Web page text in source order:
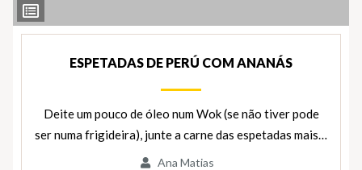
Ver
Ingredientes
ESPETADAS DE PERÚ COM ANANÁS
Deite um pouco de óleo num Wok (se não tiver pode
ser numa frigideira), junte a carne das espetadas mais…
Ana Matias